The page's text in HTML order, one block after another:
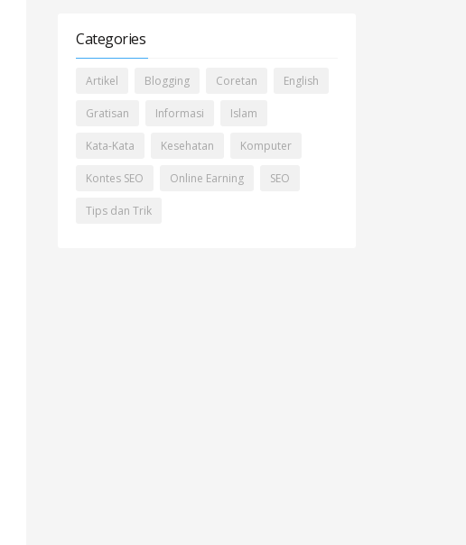
Categories
Artikel Blogging Coretan English
Gratisan Informasi Islam
Kata-Kata Kesehatan Komputer
Kontes SEO Online Earning SEO
Tips dan Trik